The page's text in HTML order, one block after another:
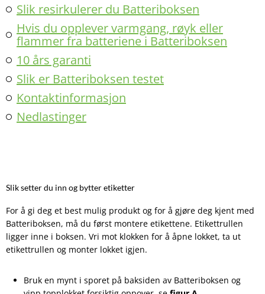
Slik resirkulerer du Batteriboksen
Hvis du opplever varmgang, røyk eller
flammer fra batteriene i Batteriboksen
10 års garanti
Slik er Batteriboksen testet
Kontaktinformasjon
Nedlastinger
Slik setter du inn og bytter etiketter
For å gi deg et best mulig produkt og for å gjøre deg kjent med
Batteriboksen, må du først montere etikettene. Etikettrullen
ligger inne i boksen. Vri mot klokken for å åpne lokket, ta ut
etikettrullen og monter lokket igjen.
Bruk en mynt i sporet på baksiden av Batteriboksen og